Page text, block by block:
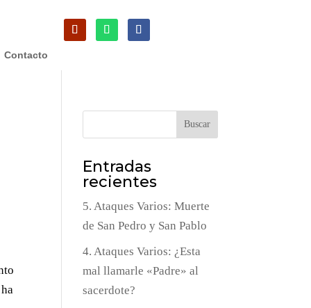
Contacto
Buscar
Entradas
recientes
5. Ataques Varios: Muerte
de San Pedro y San Pablo
4. Ataques Varios: ¿Esta
mal llamarle «Padre» al
sacerdote?